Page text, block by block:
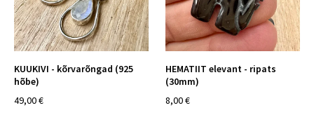
KUUKIVI - kõrvarõngad (925
hõbe)
49,00 €
HEMATIIT elevant - ripats
(30mm)
8,00 €